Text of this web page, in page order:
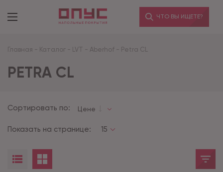
ЧТО ВЫ ИЩЕТЕ?
Главная - Каталог - LVT - Aberhof - Petra CL
PETRA CL
Сортировать по: Цене
Показать на странице: 15